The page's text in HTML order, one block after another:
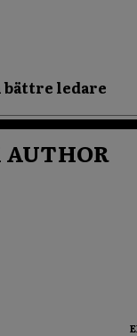
bättre ledare
AUTHOR